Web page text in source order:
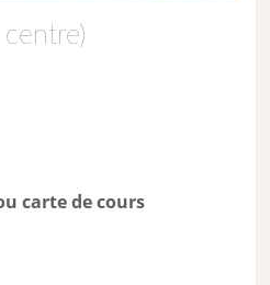
carte de cours